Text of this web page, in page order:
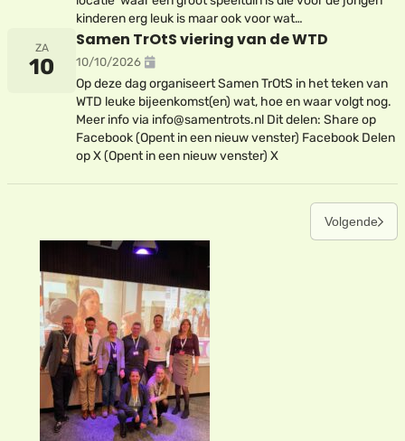
kinderen erg leuk is maar ook voor wat…
ZA
10
Samen TrOtS viering van de WTD
10/10/2026
Op deze dag organiseert Samen TrOtS in het teken van
WTD leuke bijeenkomst(en) wat, hoe en waar volgt nog.
Meer info via info@samentrots.nl Dit delen: Share op
Facebook (Opent in een nieuw venster) Facebook Delen
op X (Opent in een nieuw venster) X
Volgende